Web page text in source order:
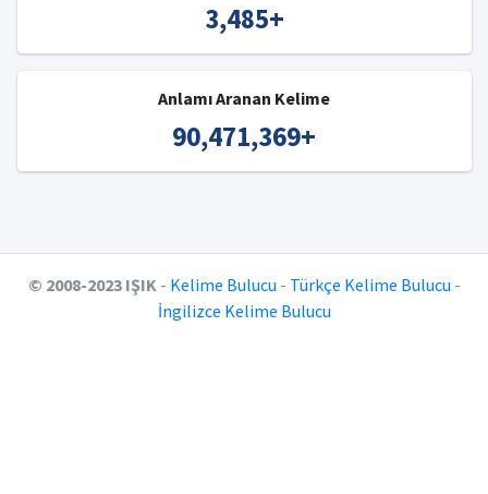
3,485+
Anlamı Aranan Kelime
90,471,369+
© 2008-2023 IŞIK- Kelime Bulucu - Türkçe Kelime Bulucu -
İngilizce Kelime Bulucu